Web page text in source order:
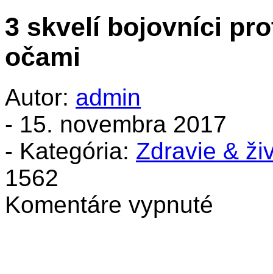
3 skvelí bojovníci
očami
Autor: admin
- 15. novembra 2017
- Kategória: Zdravie &
1562
Komentáre vypnuté